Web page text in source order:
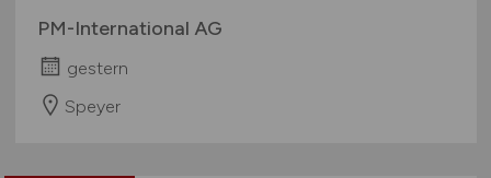
PM-International AG
gestern
Speyer